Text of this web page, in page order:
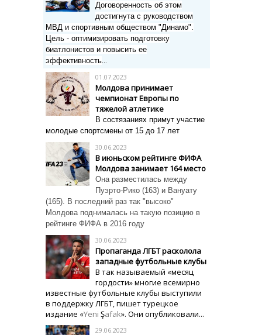
Договоренность об этом
достигнута с руководством
МВД и спортивным обществом "Динамо".
Цель - оптимизировать подготовку
биатлонистов и повысить ее
эффективность...
01.07.2023
Молдова принимает
чемпионат Европы по
тяжелой атлетике
В состязаниях примут участие
молодые спортсмены от 15 до 17 лет
30.06.2023
В июньском рейтинге ФИФА
Молдова занимает 164 место
Она разместилась между
Пуэрто-Рико (163) и Вануату
(165). В последний раз так "высоко"
Молдова поднималась на такую позицию в
рейтинге ФИФА в 2016 году
30.06.2023
Пропаганда ЛГБТ расколола
западные футбольные клубы
В так называемый «месяц
гордости» многие всемирно
известные футбольные клубы выступили
в поддержку ЛГБТ, пишет турецкое
издание «Yeni Şafak». Они опубликовали...
29.06.2023